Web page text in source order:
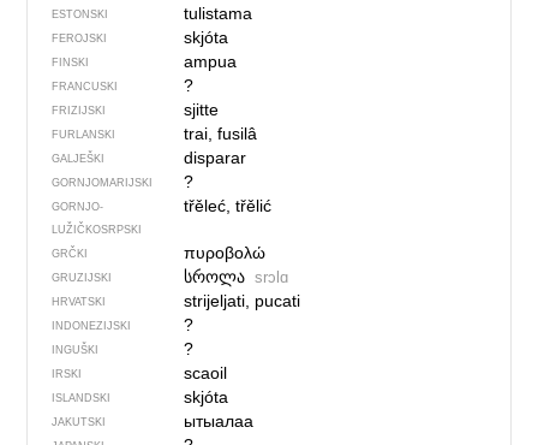
ESTONSKI tulistama
FEROJSKI skjóta
FINSKI ampua
FRANCUSKI ?
FRIZIJSKI sjitte
FURLANSKI trai, fusilâ
GALJEŠKI disparar
GORNJOMARIJSKI ?
GORNJO­
LUŽIČKOSRPSKI
třěleć, třělić
GRČKI πυροβολώ
GRUZIJSKI სროლა srɔlɑ
HRVATSKI strijeljati, pucati
INDONEZIJSKI ?
INGUŠKI ?
IRSKI scaoil
ISLANDSKI skjóta
JAKUTSKI ытыалаа